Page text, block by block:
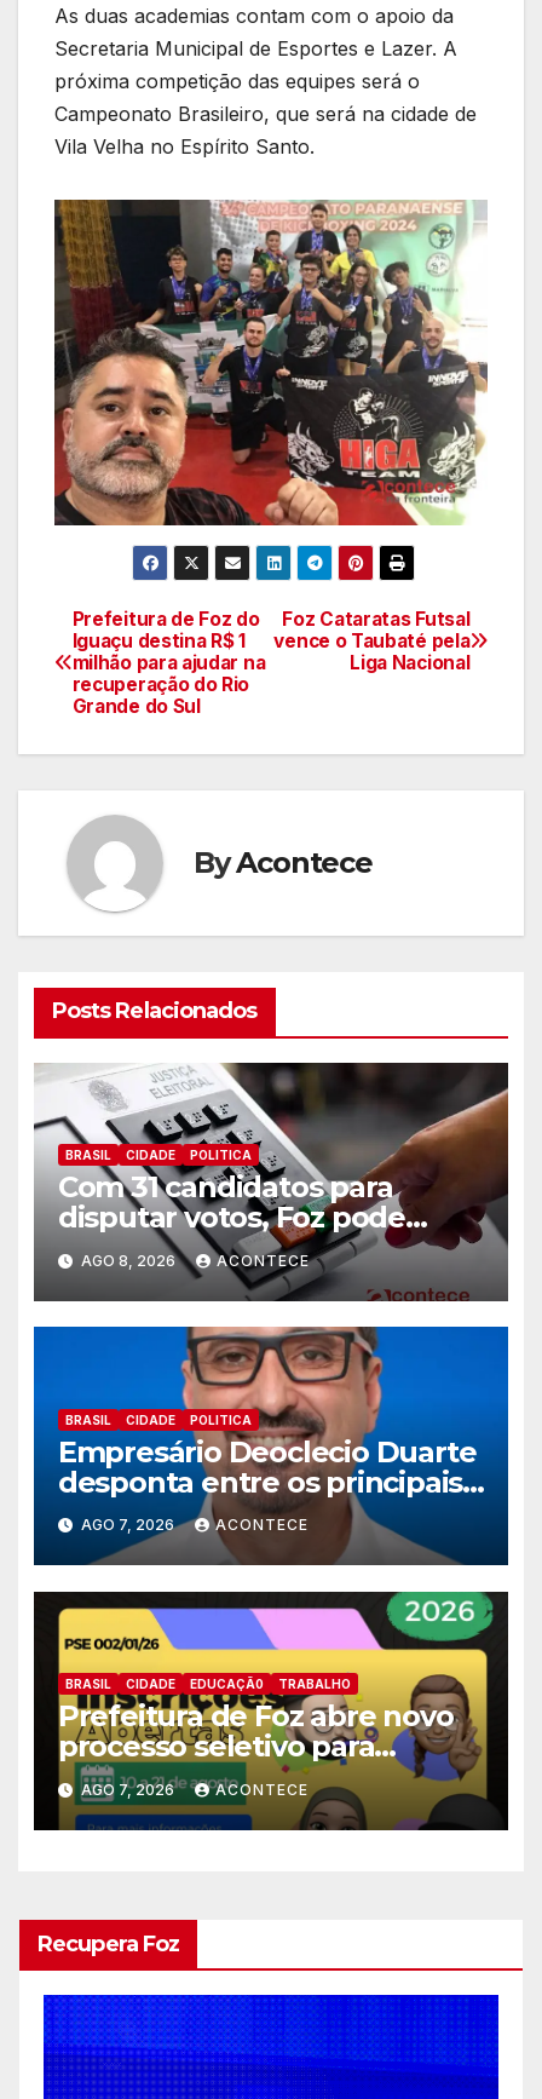
As duas academias contam com o apoio da
Secretaria Municipal de Esportes e Lazer. A
próxima competição das equipes será o
Campeonato Brasileiro, que será na cidade de
Vila Velha no Espírito Santo.
Navegação
de
Foz Cataratas Futsal
vence o Taubaté pela
Liga Nacional
Prefeitura de Foz do
Iguaçu destina R$ 1
milhão para ajudar na
recuperação do Rio
Grande do Sul
ByAcontece
Posts Relacionados
BRASIL CIDADE POLITICA
Com 31 candidatos para
disputar votos, Foz pode
perder representatividade
AGO 8, 2026 ACONTECE
BRASIL CIDADE POLITICA
Empresário Deoclecio Duarte
desponta entre os principais
nomes do União Brasil para
deputado estadual
AGO 7, 2026 ACONTECE
BRASIL CIDADE EDUCAÇÃ0 TRABALHO
Prefeitura de Foz abre novo
processo seletivo para
estagiários
AGO 7, 2026 ACONTECE
Recupera Foz